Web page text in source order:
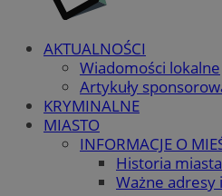
AKTUALNOŚCI
Wiadomości lokalne
Artykuły
KRYMINALNE
MIASTO
INFORMACJE O
Historia miasta
Ważne